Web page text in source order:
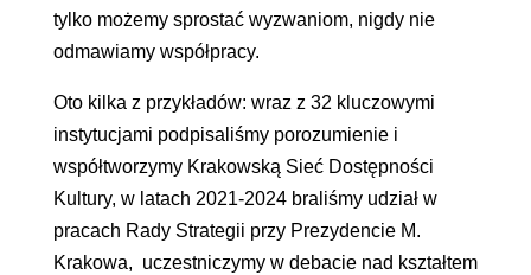
tylko możemy sprostać wyzwaniom, nigdy nie
odmawiamy współpracy.
Oto kilka z przykładów: wraz z 32 kluczowymi
instytucjami podpisaliśmy porozumienie i
współtworzymy Krakowską Sieć Dostępności
Kultury, w latach 2021-2024 braliśmy udział w
pracach Rady Strategii przy Prezydencie M.
Krakowa, uczestniczymy w debacie nad kształtem